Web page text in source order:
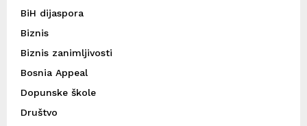
BiH dijaspora
Biznis
Biznis zanimljivosti
Bosnia Appeal
Dopunske škole
Društvo